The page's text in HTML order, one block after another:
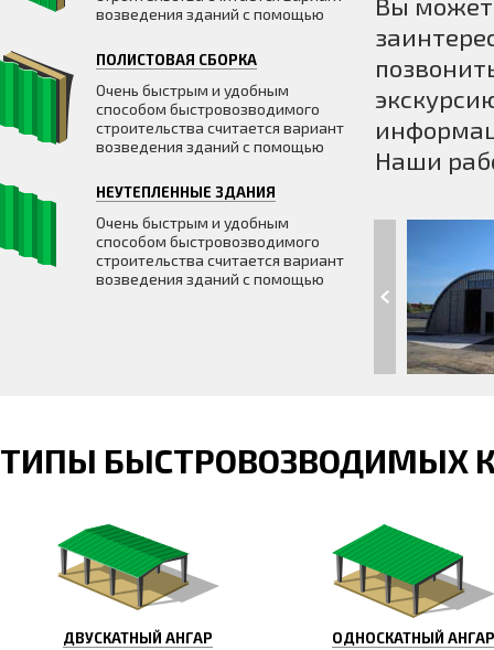
возведения зданий с помощью
ПОЛИСТОВАЯ СБОРКА
Очень быстрым и удобным
способом быстровозводимого
строительства считается вариант
возведения зданий с помощью
НЕУТЕПЛЕННЫЕ ЗДАНИЯ
Очень быстрым и удобным
способом быстровозводимого
строительства считается вариант
возведения зданий с помощью
Наши
ТИПЫ БЫСТРОВОЗВОДИМЫХ
ДВУСКАТНЫЙ АНГАР ОДНОСКАТНЫЙ АНГАР